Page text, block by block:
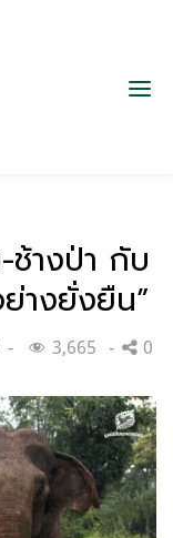
างป่า กับ
างยั่งยืน”
3,665 0